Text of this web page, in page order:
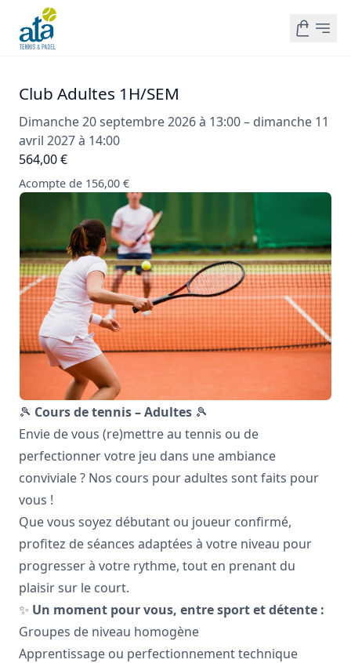
Club Adultes 1H/SEM
Dimanche 20 septembre 2026 à 13:00 – dimanche 11
avril 2027 à 14:00
564,00 €
Acompte de 156,00 €
🎾 Cours de tennis – Adultes 🎾
Envie de vous (re)mettre au tennis ou de
perfectionner votre jeu dans une ambiance
conviviale ? Nos cours pour adultes sont faits pour
vous !
Que vous soyez débutant ou joueur confirmé,
profitez de séances adaptées à votre niveau pour
progresser à votre rythme, tout en prenant du
plaisir sur le court.
✨ Un moment pour vous, entre sport et détente :
Groupes de niveau homogène
Apprentissage ou perfectionnement technique